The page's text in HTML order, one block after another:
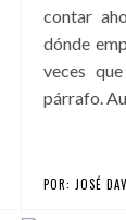
contar
dónde
veces
párrafo.
POR: JOSÉ